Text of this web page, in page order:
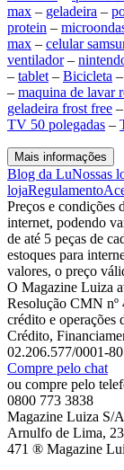
max – geladeira –
protein –
max – celular
ventilador–
– tablet – Bicicleta –
– maquina de lavar
geladeira frost free –
TV 50 polegadas –
Mais informações
Blog da LuNossas
lojaRegulamento
Preços e condições
internet, podendo
de até 5 peças de
estoques para
valores, o preço
O Magazine Luiza
Resolução CMN nº
crédito e operações
Crédito,
02.206.577/0001-
Compre pelo chat
ou compre pelo
0800 773 3838
Magazine Luiza S/
Arnulfo de Lima,
471 ® Magazine